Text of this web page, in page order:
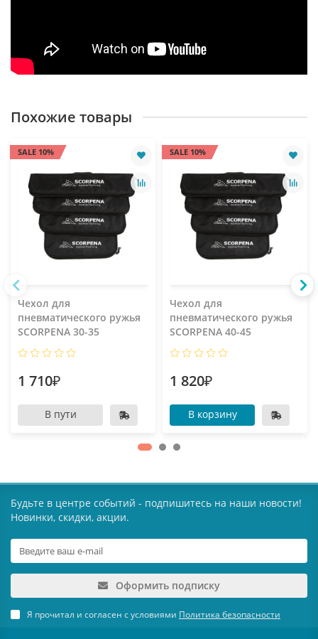
Похожие товары
SALE 10%
Чехол для
пневматического ружья
SCORPENA 30-35
1 710₽
В пути
SALE 10%
Чехол для
пневматического ружья
SCORPENA 40-45
1 820₽
В корзину
Будьте в центре событий - подпишитесь на наши новости!
Новинки, скидки, акции.
Оформить подписку
Я прочитал и согласен с условиями Политика безопасности